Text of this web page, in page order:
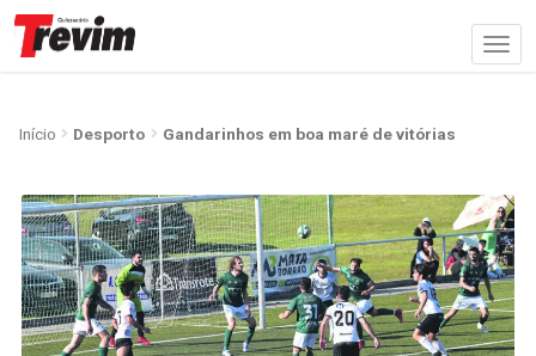
Início Desporto Gandarinhos em boa maré de vitórias